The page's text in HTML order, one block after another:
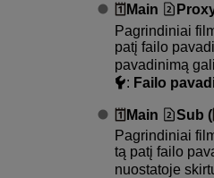
Main
Pagrindiniai
patį failo
pavadinimą
: Failo
Main Sub (
Pagrindiniai
tą patį failo
nuostatoje